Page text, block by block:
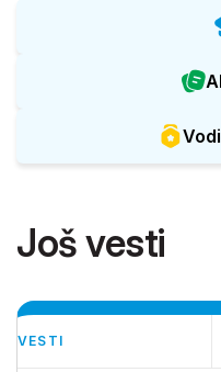
Još vesti
VESTI